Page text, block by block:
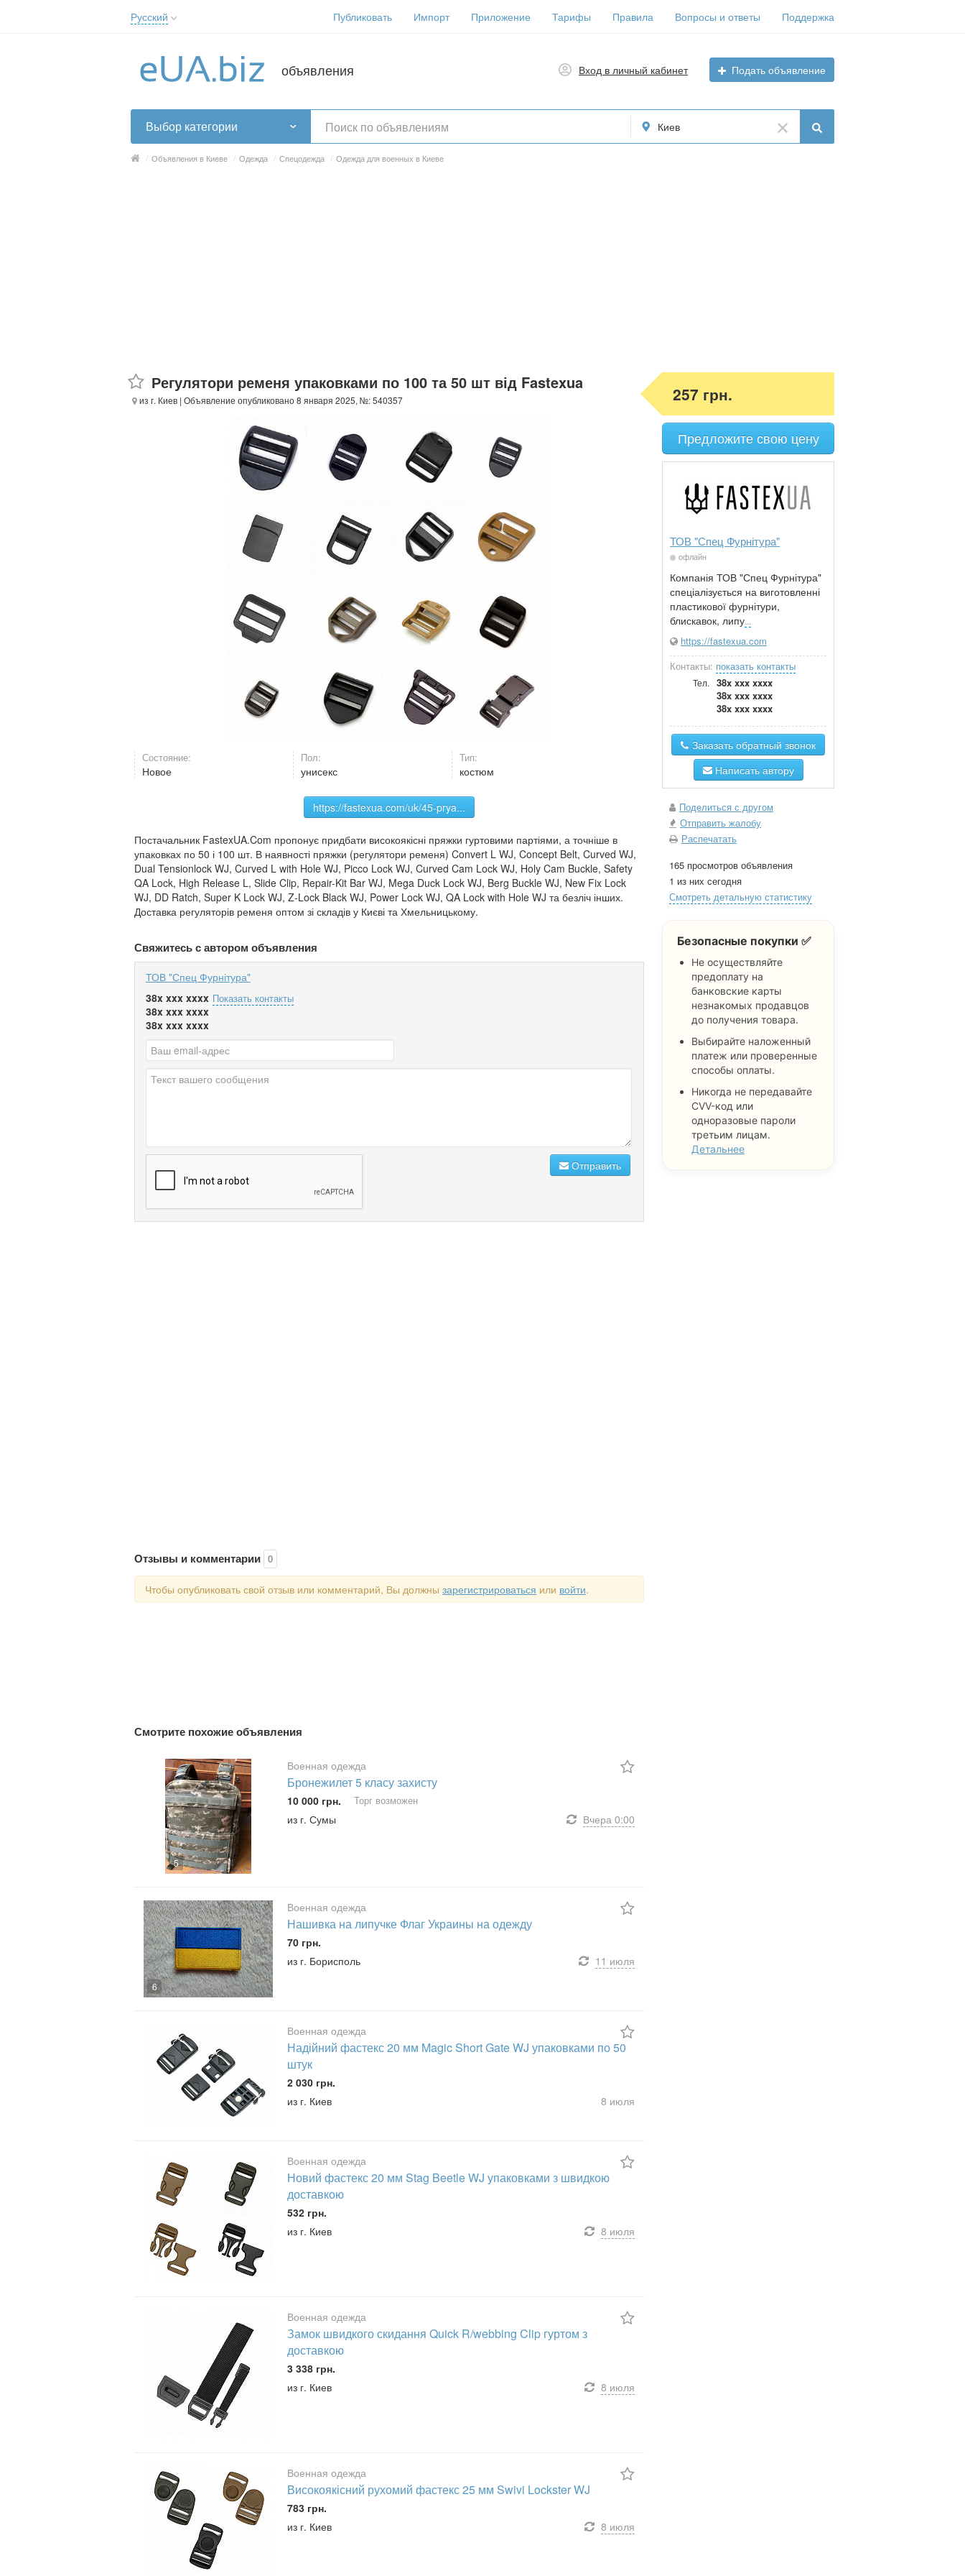
Русский
Українська
Публиковать Импорт Приложение Тарифы Правила Вопросы и ответы Поддержка
объявления Вход в личный кабинет Подать объявление
Выбор категории Киев
/ Объявления в Киеве / Одежда / Спецодежда / Одежда для военных в Киеве
Регулятори ременя упаковками по 100 та 50 шт від Fastexua
из г. Киев | Объявление опубликовано 8 января 2025, №: 540357
Состояние:
Новое
Пол:
унисекс
Тип:
костюм
https://fastexua.com/uk/45-prya...
Постачальник FastexUA.Com пропонує придбати високоякісні пряжки гуртовими партіями, а точніше в
упаковках по 50 і 100 шт. В наявності пряжки (регулятори ременя) Convert L WJ, Concept Belt, Curved WJ,
Dual Tensionlock WJ, Curved L with Hole WJ, Picco Lock WJ, Curved Cam Lock WJ, Holy Cam Buckle, Safety
QA Lock, High Release L, Slide Clip, Repair-Kit Bar WJ, Mega Duck Lock WJ, Berg Buckle WJ, New Fix Lock
WJ, DD Ratch, Super K Lock WJ, Z-Lock Black WJ, Power Lock WJ, QA Lock with Hole WJ та безліч інших.
Доставка регуляторів ременя оптом зі складів у Києві та Хмельницькому.
Свяжитесь с автором объявления
ТОВ "Спец Фурнітура"
38x xxx xxxx Показать контакты
38x xxx xxxx
38x xxx xxxx
Отправить
Отзывы и комментарии 0
Чтобы опубликовать свой отзыв или комментарий, Вы должны зарегистрироваться или войти.
Смотрите похожие объявления
5
Военная одежда
Бронежилет 5 класу захисту
10 000 грн. Торг возможен
из г. Сумы Вчера 0:00
6
Военная одежда
Нашивка на липучке Флаг Украины на одежду
70 грн.
из г. Борисполь
11 июля
Военная одежда
Надійний фастекс 20 мм Magic Short Gate WJ упаковками по 50
штук
2 030 грн.
из г. Киев
8 июля
Военная одежда
Новий фастекс 20 мм Stag Beetle WJ упаковками з швидкою
доставкою
532 грн.
из г. Киев
8 июля
Военная одежда
Замок швидкого скидання Quick R/webbing Clip гуртом з
доставкою
3 338 грн.
из г. Киев
8 июля
Военная одежда
Високоякісний рухомий фастекс 25 мм Swivi Lockster WJ
783 грн.
из г. Киев
8 июля
257 грн.
Предложите свою цену
ТОВ "Спец Фурнітура"
офлайн
Компанія ТОВ "Спец Фурнітура"
спеціалізується на виготовленні
пластикової фурнітури,
блискавок, липу...
https://fastexua.com
Контакты: показать контакты
Тел.
38x xxx xxxx
38x xxx xxxx
38x xxx xxxx
Заказать обратный звонок
Написать автору
Поделиться с другом
Отправить жалобу
Распечатать
165 просмотров объявления
1 из них сегодня
Смотреть детальную статистику
Безопасные покупки ✅
Не осуществляйте
предоплату на
банковские карты
незнакомых продавцов
до получения товара.
Выбирайте наложенный
платеж или проверенные
способы оплаты.
Никогда не передавайте
CVV-код или
одноразовые пароли
третьим лицам.
Детальнее